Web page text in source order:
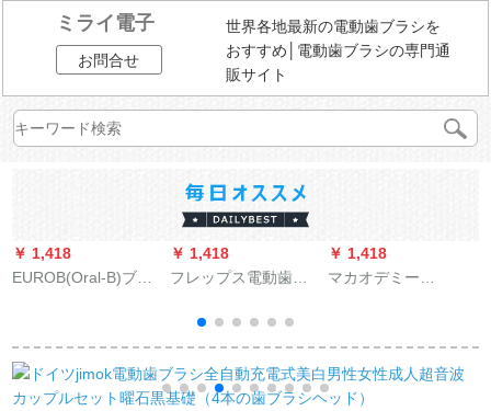
ミライ電子
お問合せ
世界各地最新の電動歯ブラシを
おすすめ│電動歯ブラシの専門通
販サイト
￥ 1,418
EUROB(Oral-B)ブラ
供用汎用自動車総動
員ブラシヘッド*3本
入り
￥ 1,418
フレップス電動歯ブ
3226/6730/6761等HX
9033/67標準3本入り
です。
￥ 1,418
マカオデミー
の音波式リニアモー
ターショックで、全
身水洗いして歯のピ